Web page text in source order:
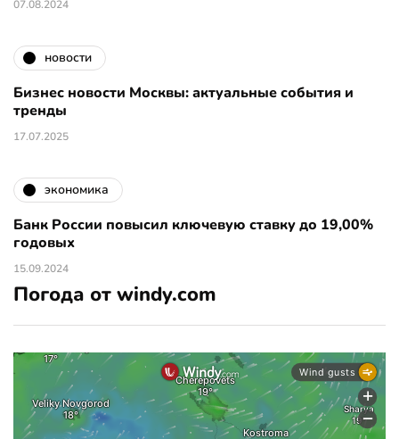
07.08.2024
новости
Бизнес новости Москвы: актуальные события и
тренды
17.07.2025
экономика
Банк России повысил ключевую ставку до 19,00%
годовых
15.09.2024
Погода от windy.com